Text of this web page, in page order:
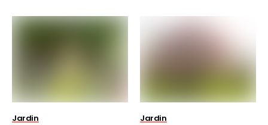
Jardin Jardin